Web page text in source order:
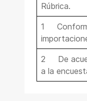
Rúbrica.
1
2 De
a la